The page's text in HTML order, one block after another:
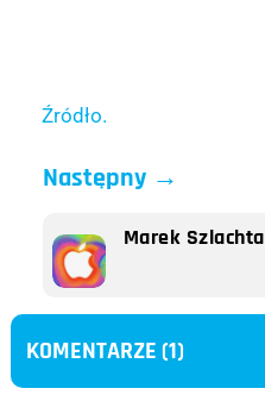
Źródło.
Następny→
Marek Szlachta
KOMENTARZE (1)